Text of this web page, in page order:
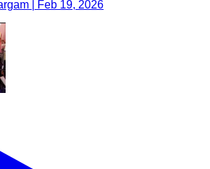
| Feb 19, 2026